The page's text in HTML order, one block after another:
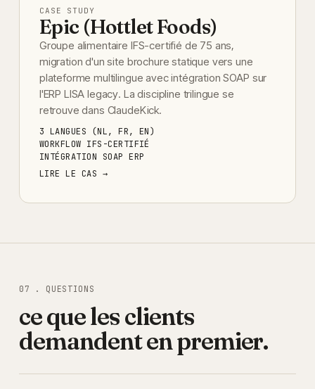
CASE STUDY
Epic (Hottlet Foods)
Groupe alimentaire IFS-certifié de 75 ans,
migration d'un site brochure statique vers une
plateforme multilingue avec intégration SOAP sur
l'ERP LISA legacy. La discipline trilingue se
retrouve dans ClaudeKick.
3 LANGUES (NL, FR, EN)
WORKFLOW IFS-CERTIFIÉ
INTÉGRATION SOAP ERP
LIRE LE CAS →
07 . QUESTIONS
ce que les clients
demandent en premier.